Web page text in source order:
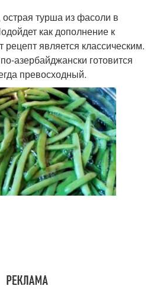
турша из фасоли в
как дополнение к
является классическим.
азербайджански готовится
превосходный.